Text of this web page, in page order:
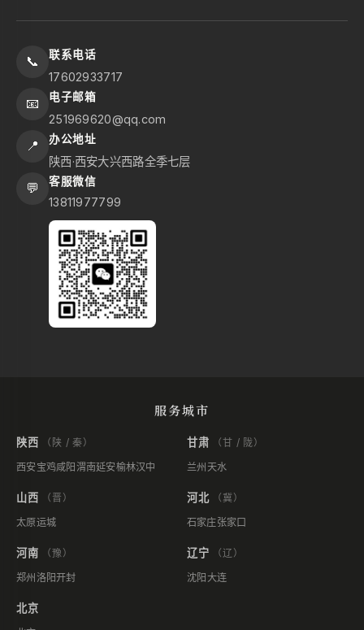
📞 联系电话
17602933717
📧 电子邮箱
251969620@qq.com
📍 办公地址
陕西·西安大兴西路全季七层
💬 客服微信
13811977799
服务城市
陕西
（陕 / 秦）
西安宝鸡咸阳 渭南延安榆林汉中
甘肃
（甘 / 陇）
兰州 天水
山西
（晋）
太原运城
河北
（冀）
石家庄张家口
河南
（豫）
郑州 洛阳开封
辽宁
（辽）
沈阳 大连
北京